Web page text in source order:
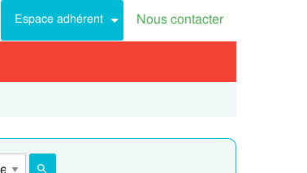
Espace adhérent Nous contacter